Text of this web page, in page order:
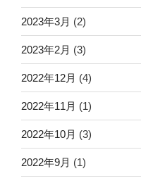
2023年3月 (2)
2023年2月 (3)
2022年12月 (4)
2022年11月 (1)
2022年10月 (3)
2022年9月 (1)